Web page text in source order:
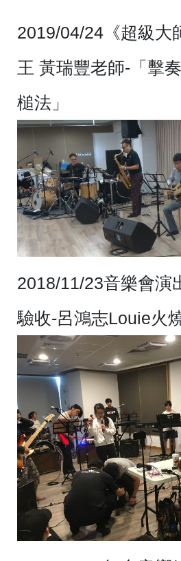
2019/04/24 《超級
王 黃瑞豐老師-「擊
槌法」
2018/11/23音樂會演
驗收-呂鴻志Louie火